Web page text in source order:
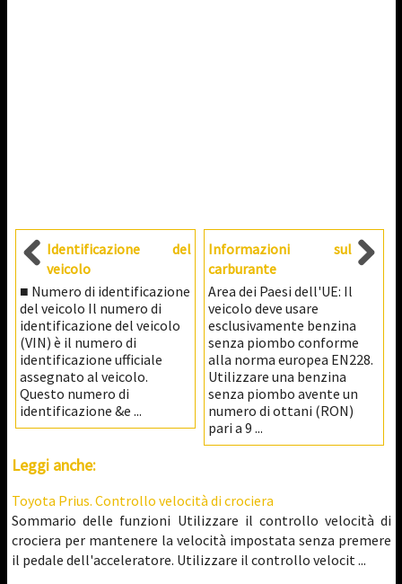
Identificazione del
veicolo
■ Numero di identificazione
del veicolo Il numero di
identificazione del veicolo
(VIN) è il numero di
identificazione ufficiale
assegnato al veicolo.
Questo numero di
identificazione &e ...
Informazioni sul
carburante
Area dei Paesi dell'UE: Il
veicolo deve usare
esclusivamente benzina
senza piombo conforme
alla norma europea EN228.
Utilizzare una benzina
senza piombo avente un
numero di ottani (RON)
pari a 9 ...
Leggi anche:
Toyota Prius. Controllo velocità di crociera
Sommario delle funzioni Utilizzare il controllo velocità di
crociera per mantenere la velocità impostata senza premere
il pedale dell'acceleratore. Utilizzare il controllo velocit ...